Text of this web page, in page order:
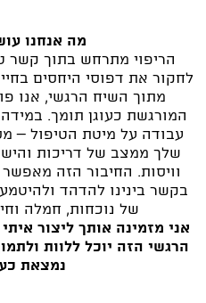
מה אנחנו
הריפוי מתרחש בתוך קשר
לחקור את דפוסי היחסים
מתוך השיח הרגשי, אנו
המורגשת כעוגן תומך.
עבודה על מיטת הטיפול –
שלך ממצב של דריכות
וויסות. החיבור הזה
בקשר בינינו להדהד
של נוכחות, חמלה
אני מזמינה אותך ליצור
הרגשי הזה יוכל ללוות
נמצאת